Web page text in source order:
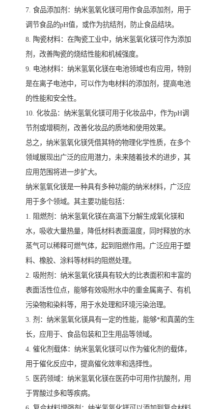
7. 食品添加剂：纳米氢氧化镁可用作食品添加剂，用于
调节食品的pH值，或作为抗结剂，防止食品结块。
8. 陶瓷材料：在陶瓷工业中，纳米氢氧化镁可作为添加
剂，改善陶瓷的烧结性能和机械强度。
9. 电池材料：纳米氢氧化镁在电池领域也有应用，特别
是在离子电池中，可以作为电材料的添加剂，提高电池
的性能和安全性。
10. 化妆品：纳米氢氧化镁可用于化妆品中，作为pH调
节剂或增稠剂，改善化妆品的质地和使用效果。
总之，纳米氢氧化镁凭借其特的物理化学性质，在多个
领域展现出广泛的应用潜力，未来随着技术的进步，其
应用范围将进一步扩大。
纳米氢氧化镁是一种具有多种功能的纳米材料，广泛应
用于多个领域。其主要功能包括：
1. 阻燃剂：纳米氢氧化镁在高温下分解生成氧化镁和
水，吸收大量热量，降低材料表面温度，同时释放的水
蒸气可以稀释可燃气体，起到阻燃作用。广泛应用于塑
料、橡胶、涂料等材料的阻燃处理。
2. 吸附剂：纳米氢氧化镁具有较大的比表面积和丰富的
表面活性位点，能够有效吸附水中的重金属离子、有机
污染物和染料等，用于水处理和环境污染治理。
3. 剂：纳米氢氧化镁具有一定的性能，能够*和真菌的生
长，应用于、食品包装和卫生用品等领域。
4. 催化剂载体：纳米氢氧化镁可以作为催化剂的载体，
用于催化反应中，提高催化效率和选择性。
5. 医药领域：纳米氢氧化镁在医药中可用作抗酸剂，用
于胃酸过多和等疾病。